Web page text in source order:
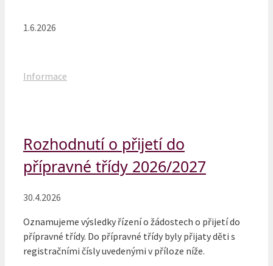
1.6.2026
Rubriky
Informace
Rozhodnutí o přijetí do
přípravné třídy 2026/2027
30.4.2026
Oznamujeme výsledky řízení o žádostech o přijetí do
přípravné třídy. Do přípravné třídy byly přijaty děti s
registračními čísly uvedenými v příloze níže.